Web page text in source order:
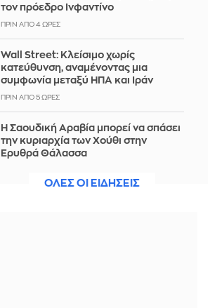
τον πρόεδρο Ινφαντίνο
ΠΡΙΝ ΑΠΌ 4 ΏΡΕΣ
Wall Street: Κλείσιμο χωρίς
κατεύθυνση, αναμένοντας μια
συμφωνία μεταξύ ΗΠΑ και Ιράν
ΠΡΙΝ ΑΠΌ 5 ΏΡΕΣ
Η Σαουδική Αραβία μπορεί να σπάσει
την κυριαρχία των Χούθι στην
Ερυθρά Θάλασσα
ΟΛΕΣ ΟΙ ΕΙΔΗΣΕΙΣ